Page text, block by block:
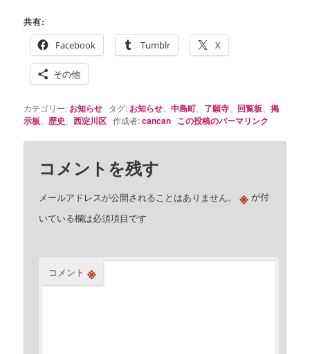
共有:
Facebook
Tumblr X
その他
カテゴリー: お知らせ タグ: お知らせ 、中島町、 了願寺 回覧板 、掲
示板
歴史 、西淀川区 作成者:cancan この投稿のパーマリンク
コメントを残す
メールアドレスが公開されることはありません。 ※ が付
いている欄は必須項目です
コメント ※